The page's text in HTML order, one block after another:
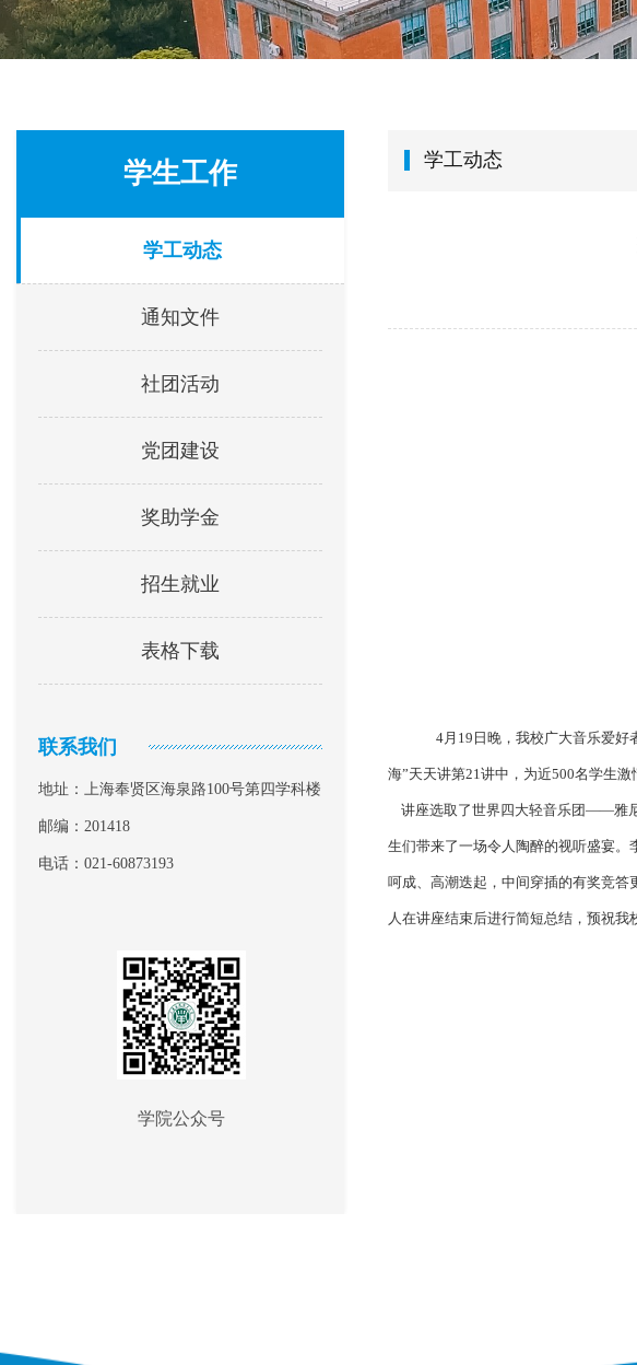
学生工作
学工动态
通知文件
社团活动
党团建设
奖助学金
招生就业
表格下载
联系我们
地址：上海奉贤区海泉路100号第四学科楼
邮编：201418
电话：021-60873193
学院公众号
学工动态
4月19日晚，我校广大音乐爱好
海”天天讲第21讲中，为近500名学生
讲座选取了世界四大轻音乐团——雅尼
生们带来了一场令人陶醉的视听盛宴
呵成、高潮迭起，中间穿插的有奖竞
人在讲座结束后进行简短总结，预祝我